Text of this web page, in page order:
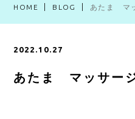
HOME BLOG あたま マ
2022.10.27
あたま マッサーご予